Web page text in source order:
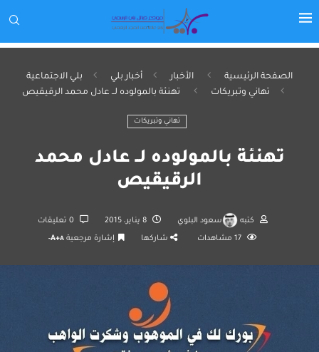
الصفحة الرئيسية الأخبار أخبار بلي
بلي الاجتماعية
تهاني وتبريكات
تهنئة بالمولوده لــ عادل محمد الرقيقيص
تهاني وتبريكات
تهنئة بالمولوده لــ عادل محمد
الرقيقيص
كتبه سعود البلوي 8 يناير، 2015
17 مشاهدات شاركها إشارة مرجعية A+A-